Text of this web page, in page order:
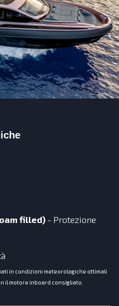
filled) - Protezione
in condizioni meteorologiche ottimali
il motore inboard consigliato.